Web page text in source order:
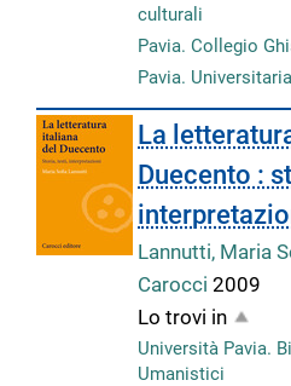
culturali
Pavia. Collegio
Pavia. Universitaria
La
Duecento :
Lannutti, Maria
Carocci2009
Lo trovi in
Università Pavia.
Umanistici